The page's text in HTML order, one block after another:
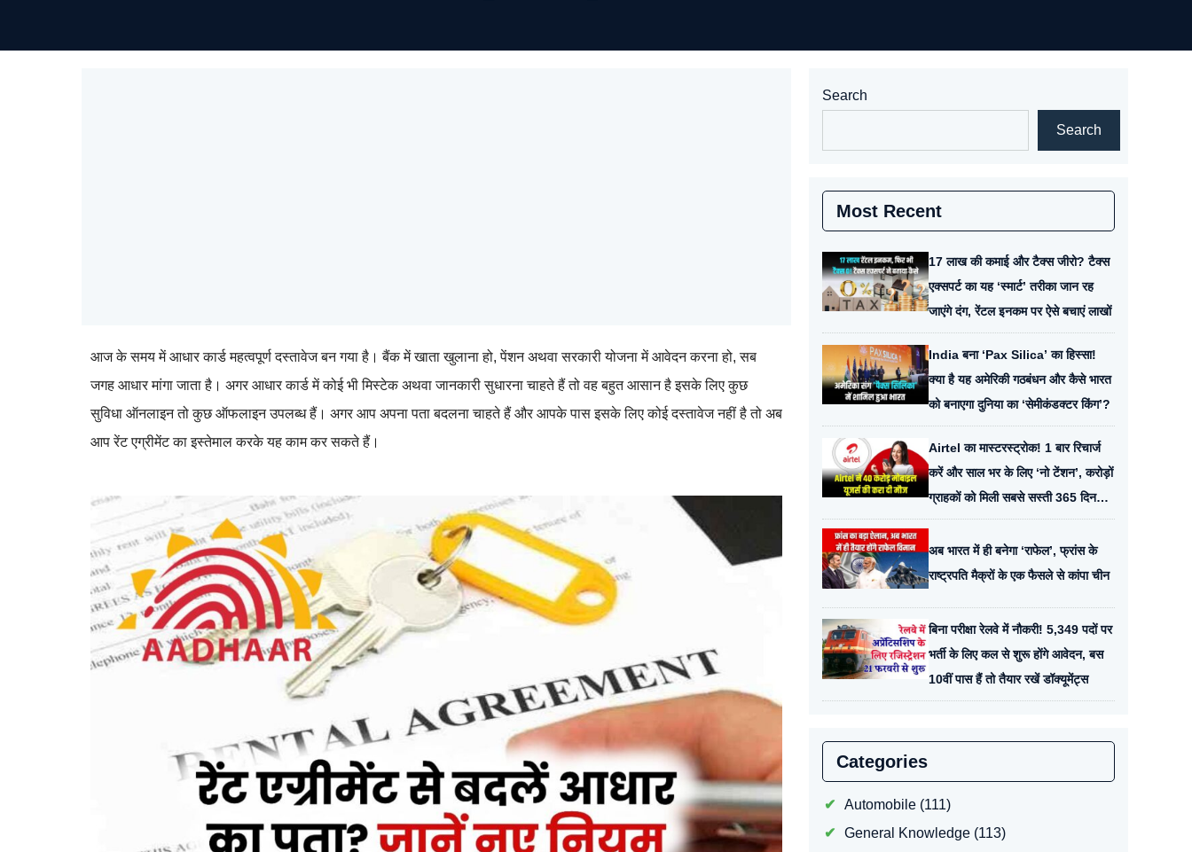
आज के समय में आधार कार्ड महत्वपूर्ण दस्तावेज बन गया है। बैंक में खाता खुलाना हो, पेंशन अथवा सरकारी योजना में आवेदन करना हो, सब
जगह आधार मांगा जाता है। अगर आधार कार्ड में कोई भी मिस्टेक अथवा जानकारी सुधारना चाहते हैं तो वह बहुत आसान है इसके लिए कुछ
सुविधा ऑनलाइन तो कुछ ऑफलाइन उपलब्ध हैं। अगर आप अपना पता बदलना चाहते हैं और आपके पास इसके लिए कोई दस्तावेज नहीं है तो अब
आप रेंट एग्रीमेंट का इस्तेमाल करके यह काम कर सकते हैं।
Search
Search
Most Recent
17 लाख की कमाई और टैक्स जीरो? टैक्स
एक्सपर्ट का यह ‘स्मार्ट’ तरीका जान रह
जाएंगे दंग, रेंटल इनकम पर ऐसे बचाएं लाखों
India बना ‘Pax Silica’ का हिस्सा!
क्या है यह अमेरिकी गठबंधन और कैसे भारत
को बनाएगा दुनिया का ‘सेमीकंडक्टर किंग’?
Airtel का मास्टरस्ट्रोक! 1 बार रिचार्ज
करें और साल भर के लिए ‘नो टेंशन’, करोड़ों
ग्राहकों को मिली सबसे सस्ती 365 दिन
वाली वैलिडिटी
अब भारत में ही बनेगा ‘राफेल’, फ्रांस के
राष्ट्रपति मैक्रों के एक फैसले से कांपा चीन
बिना परीक्षा रेलवे में नौकरी! 5,349 पदों पर
भर्ती के लिए कल से शुरू होंगे आवेदन, बस
10वीं पास हैं तो तैयार रखें डॉक्यूमेंट्स
Categories
Automobile(111)
General Knowledge(113)